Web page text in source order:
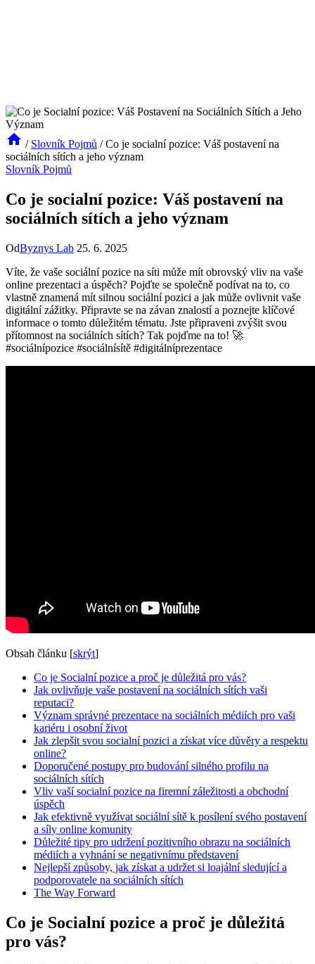
/ Slovník Pojmů / Co je socialní pozice: Váš postavení na
sociálních sítích a jeho význam
Slovník Pojmů
Co je socialní pozice: Váš postavení na
sociálních sítích a jeho význam
OdByznys Lab 25. 6. 2025
Víte, že vaše sociální pozice na síti může mít obrovský vliv na vaše
online prezentaci a úspěch? Pojďte se společně podívat na to, co
vlastně znamená mít silnou sociální pozici a jak může ovlivnit vaše
digitální zážitky. Připravte se na závan znalostí a poznejte klíčové
informace o tomto důležitém tématu. Jste připraveni zvýšit svou
přítomnost na sociálních sítích? Tak pojďme na to! 🚀
#sociálnípozice #sociálnísítě #digitálníprezentace
Obsah článku [skrýt]
Co je Socialní pozice a proč je důležitá pro vás?
Jak ovlivňuje vaše postavení na sociálních sítích vaši
reputaci?
Význam správné prezentace na sociálních médiích pro vaši
kariéru i osobní život
Jak zlepšit svou socialní pozici a získat více důvěry a respektu
online?
Doporučené postupy pro budování silného profilu na
sociálních sítích
Vliv vaší socialní pozice na firemní záležitosti a obchodní
úspěch
Jak efektivně využívat sociální sítě k posílení svého postavení
a síly online komunity
Důležité tipy pro udržení pozitivního obrazu na sociálních
médiích a vyhnání se negativnímu představení
Nejlepší způsoby, jak získat a udržet si loajální sledující a
podporovatele na sociálních sítích
The Way Forward
Co je Socialní pozice a proč je důležitá
pro vás?